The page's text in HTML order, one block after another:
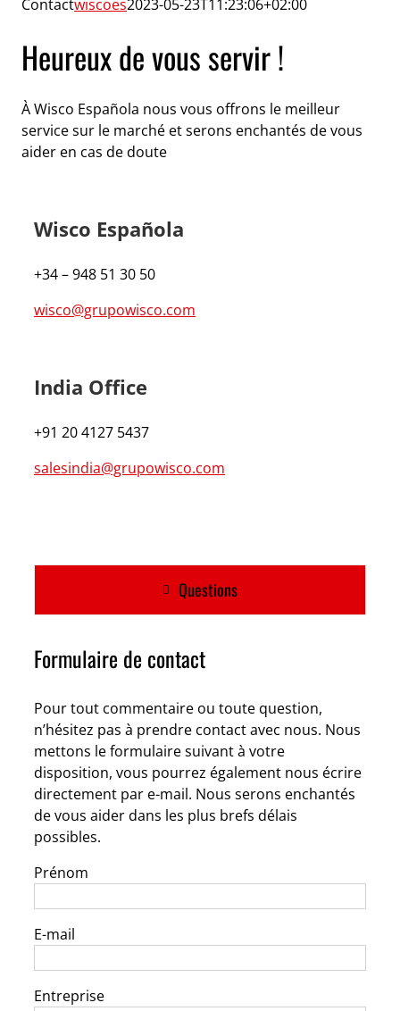
Contactwiscoes2023-05-23T11:23:06+02:00
Heureux de vous servir !
À Wisco Española nous vous offrons le meilleur
service sur le marché et serons enchantés de vous
aider en cas de doute
Wisco Española
+34 – 948 51 30 50
wisco@grupowisco.com
India Office
+91 20 4127 5437
salesindia@grupowisco.com
Questions
Formulaire de contact
Pour tout commentaire ou toute question,
n’hésitez pas à prendre contact avec nous. Nous
mettons le formulaire suivant à votre
disposition, vous pourrez également nous écrire
directement par e-mail. Nous serons enchantés
de vous aider dans les plus brefs délais
possibles.
Prénom
E-mail
Entreprise